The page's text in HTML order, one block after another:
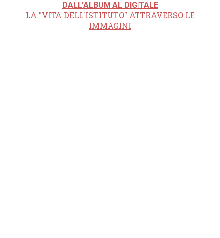
DALL'ALBUM AL DIGITALE
LA "VITA DELL'ISTITUTO" ATTRAVERSO LE
IMMAGINI